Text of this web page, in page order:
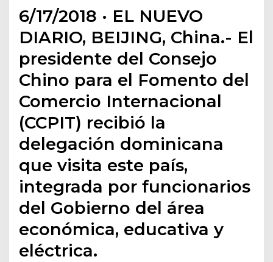
6/17/2018 · EL NUEVO
DIARIO, BEIJING, China.- El
presidente del Consejo
Chino para el Fomento del
Comercio Internacional
(CCPIT) recibió la
delegación dominicana
que visita este país,
integrada por funcionarios
del Gobierno del área
económica, educativa y
eléctrica.